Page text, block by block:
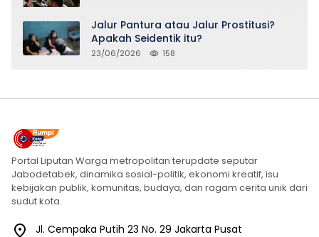
Jalur Pantura atau Jalur Prostitusi?
Apakah Seidentik itu?
23/06/2026 158
Portal Liputan Warga metropolitan terupdate seputar
Jabodetabek, dinamika sosial-politik, ekonomi kreatif, isu
kebijakan publik, komunitas, budaya, dan ragam cerita unik dari
sudut kota.
Jl. Cempaka Putih 23 No. 29 Jakarta Pusat